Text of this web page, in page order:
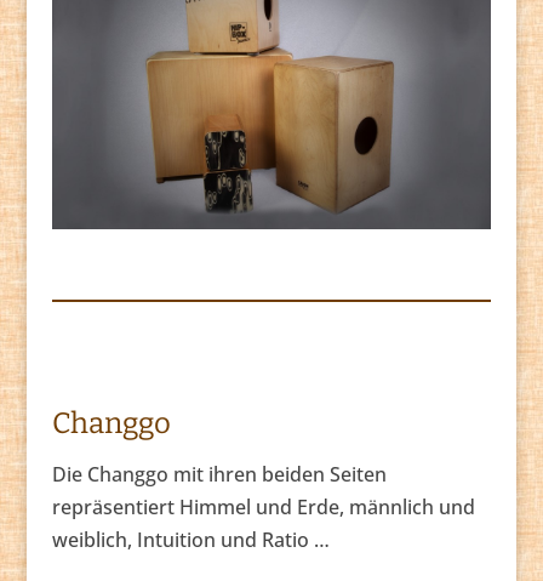
Changgo
Die Changgo mit ihren beiden Seiten
repräsentiert Himmel und Erde, männlich und
weiblich, Intuition und Ratio …